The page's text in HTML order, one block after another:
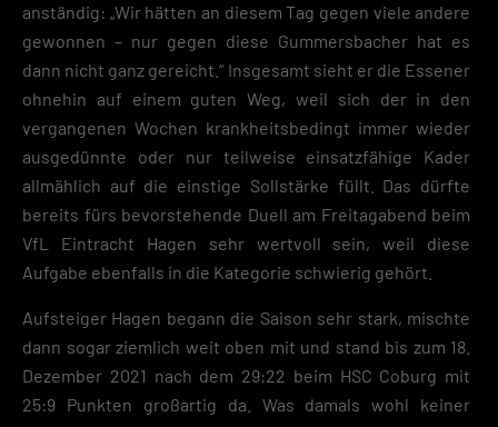
anständig: „Wir hätten an diesem Tag gegen viele andere
gewonnen – nur gegen diese Gummersbacher hat es
dann nicht ganz gereicht.“ Insgesamt sieht er die Essener
ohnehin auf einem guten Weg, weil sich der in den
vergangenen Wochen krankheitsbedingt immer wieder
ausgedünnte oder nur teilweise einsatzfähige Kader
allmählich auf die einstige Sollstärke füllt. Das dürfte
bereits fürs bevorstehende Duell am Freitagabend beim
VfL Eintracht Hagen sehr wertvoll sein, weil diese
Aufgabe ebenfalls in die Kategorie schwierig gehört.
Aufsteiger Hagen begann die Saison sehr stark, mischte
dann sogar ziemlich weit oben mit und stand bis zum 18.
Dezember 2021 nach dem 29:22 beim HSC Coburg mit
25:9 Punkten großartig da. Was damals wohl keiner